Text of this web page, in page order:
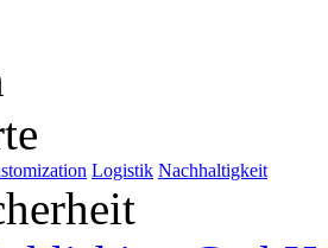
Logistik Nachhaltigkeit